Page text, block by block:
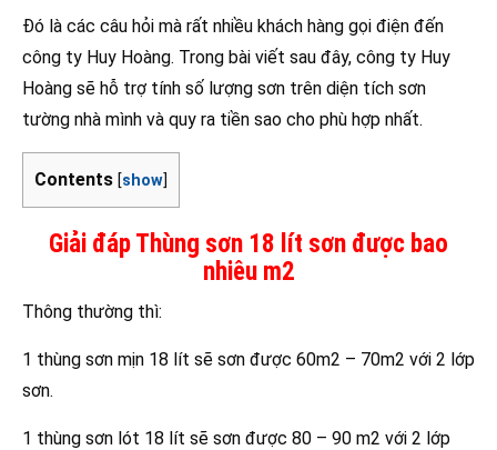
Đó là các câu hỏi mà rất nhiều khách hàng gọi điện đến
công ty Huy Hoàng. Trong bài viết sau đây, công ty Huy
Hoàng sẽ hỗ trợ tính số lượng sơn trên diện tích sơn
tường nhà mình và quy ra tiền sao cho phù hợp nhất.
Contents [show]
Giải đáp Thùng sơn 18 lít sơn được bao
nhiêu m2
Thông thường thì:
1 thùng sơn mịn 18 lít sẽ sơn được 60m2 – 70m2 với 2 lớp
sơn.
1 thùng sơn lót 18 lít sẽ sơn được 80 – 90 m2 với 2 lớp